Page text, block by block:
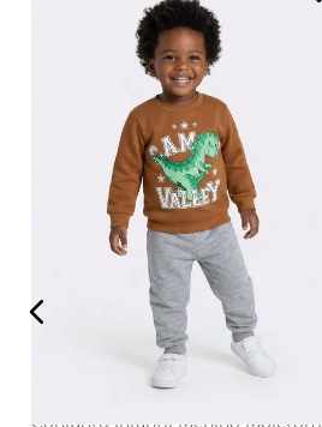
2 3
adicionar a sacola
Conjunto Infantil Menino Moletom